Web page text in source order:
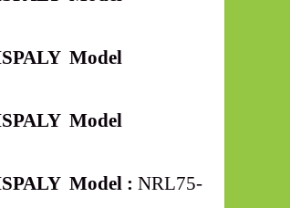
Model
Model
Model : NRL75-